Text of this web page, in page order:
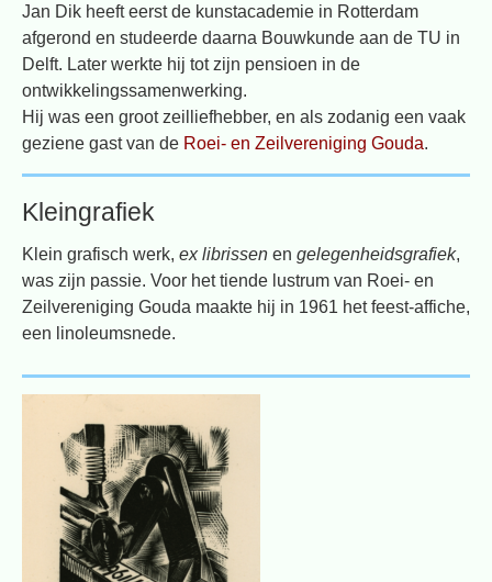
Jan Dik heeft eerst de kunstacademie in Rotterdam
afgerond en studeerde daarna Bouwkunde aan de TU in
Delft. Later werkte hij tot zijn pensioen in de
ontwikkelingssamenwerking.
Hij was een groot zeilliefhebber, en als zodanig een vaak
geziene gast van de Roei- en Zeilvereniging Gouda.
Kleingrafiek
Klein grafisch werk, ex librissen en gelegenheidsgrafiek,
was zijn passie. Voor het tiende lustrum van Roei- en
Zeilvereniging Gouda maakte hij in 1961 het feest-affiche,
een linoleumsnede.